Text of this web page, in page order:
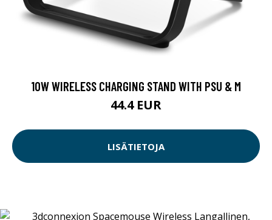
10W WIRELESS CHARGING STAND WITH PSU & M
44.4 EUR
LISÄTIETOJA